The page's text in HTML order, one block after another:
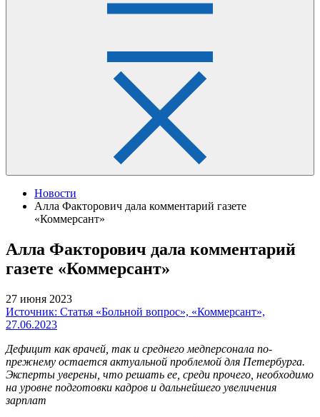
Новости
Алла Факторович дала комментарий газете
«Коммерсант»
Алла Факторович дала комментарий
газете «Коммерсант»
27 июня 2023
Источник: Статья «Больной вопрос», «Коммерсант»,
27.06.2023
Дефицит как врачей, так и среднего медперсонала по-
прежнему остается актуальной проблемой для Петербурга.
Эксперты уверены, что решать ее, среди прочего, необходимо
на уровне подготовки кадров и дальнейшего увеличения
зарплат